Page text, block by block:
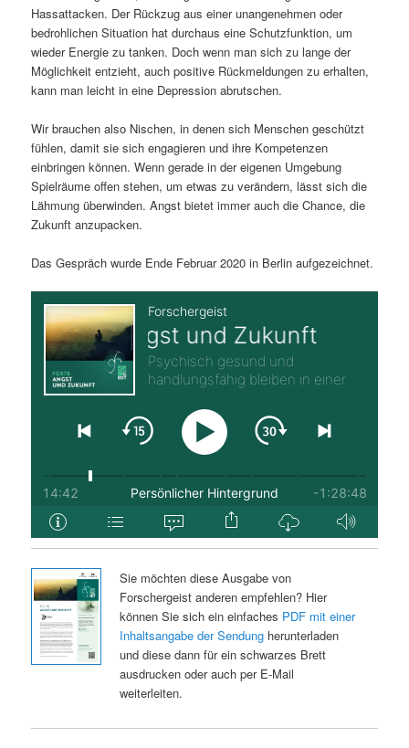
n
Hassattacken. Der Rückzug aus einer unangenehmen oder
bedrohlichen Situation hat durchaus eine Schutzfunktion, um
wieder Energie zu tanken. Doch wenn man sich zu lange der
Möglichkeit entzieht, auch positive Rückmeldungen zu erhalten,
kann man leicht in eine Depression abrutschen.
Wir brauchen also Nischen, in denen sich Menschen geschützt
fühlen, damit sie sich engagieren und ihre Kompetenzen
einbringen können. Wenn gerade in der eigenen Umgebung
Spielräume offen stehen, um etwas zu verändern, lässt sich die
Lähmung überwinden. Angst bietet immer auch die Chance, die
Zukunft anzupacken.
Das Gespräch wurde Ende Februar 2020 in Berlin aufgezeichnet.
Sie möchten diese Ausgabe von
Forschergeist anderen empfehlen? Hier
können Sie sich ein einfaches PDF mit einer
Inhaltsangabe der Sendungherunterladen
und diese dann für ein schwarzes Brett
ausdrucken oder auch per E-Mail
weiterleiten.